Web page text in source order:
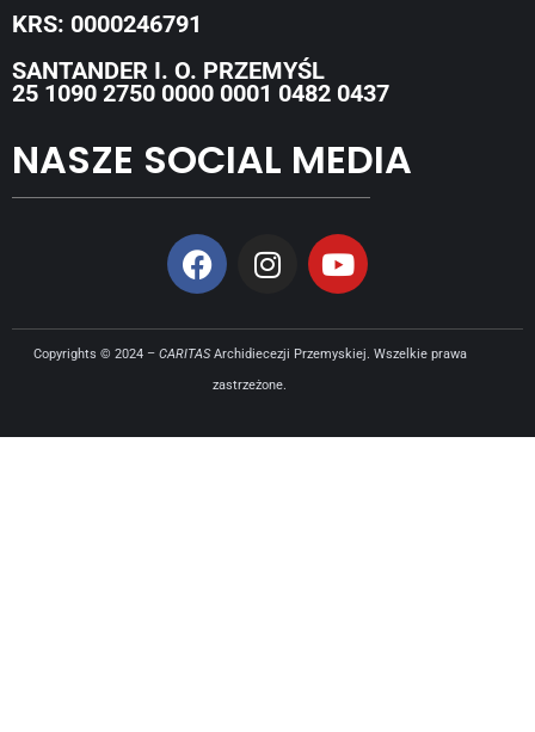
KRS: 0000246791
SANTANDER I. O. PRZEMYŚL
25 1090 2750 0000 0001 0482 0437
NASZE SOCIAL MEDIA
Copyrights © 2024 – CARITASArchidiecezji Przemyskiej. Wszelkie prawa
zastrzeżone.